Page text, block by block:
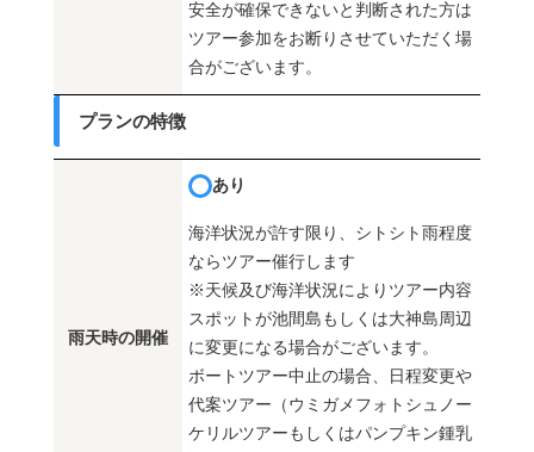
安全が確保できないと判断された方は
ツアー参加をお断りさせていただく場
合がございます。
プランの特徴
雨天時の開催
あり
海洋状況が許す限り、シトシト雨程度
ならツアー催行します
※天候及び海洋状況によりツアー内容
スポットが池間島もしくは大神島周辺
に変更になる場合がございます。
ボートツアー中止の場合、日程変更や
代案ツアー（ウミガメフォトシュノー
ケリルツアーもしくはパンプキン鍾乳